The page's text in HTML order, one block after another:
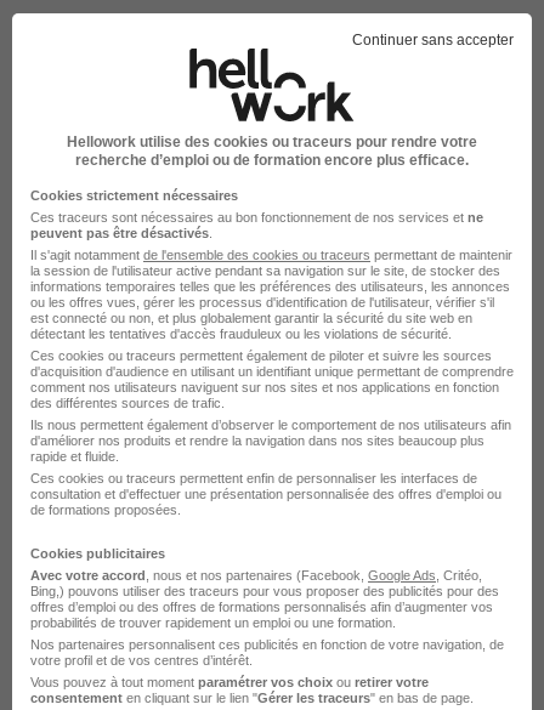
Le Recrutement chez Schneider
Electric dans le domaine Ressources
Humaines
Schneider Electric Gestionnaire RH
Postuler chez Schneider Electric par
Métier
Ingénieur Schneider Electric
Technicien d'interventions HTA Schneider Electric
Conducteur de ligne automatisée Schneider Electric
Opérateur chimie Schneider Electric
Project manager Schneider Electric
Technicien d'essais Schneider Electric
Voir plus
Voir toutes les offres par métier chez Schneider Electric
Continuer sans accepter
Hellowork utilise des cookies ou traceurs pour rendre votre
recherche d’emploi ou de formation encore plus efficace.
Cookies strictement nécessaires
Ces traceurs sont nécessaires au bon fonctionnement de nos services et ne
peuvent pas être désactivés
Il s'agit notamment de l'ensemble des cookies ou traceurs permettant de maintenir
la session de l'utilisateur active pendant sa navigation sur le site, de stocker des
informations temporaires telles que les préférences des utilisateurs, les annonces
ou les offres vues, gérer les processus d'identification de l'utilisateur, vérifier s'il
est connecté ou non, et plus globalement garantir la sécurité du site web en
détectant les tentatives d'accès frauduleux ou les violations de sécurité.
Ces cookies ou traceurs permettent également de piloter et suivre les sources
d'acquisition d'audience en utilisant un identifiant unique permettant de comprendre
comment nos utilisateurs naviguent sur nos sites et nos applications en fonction
des différentes sources de trafic.
Ils nous permettent également d’observer le comportement de nos utilisateurs afin
d'améliorer nos produits et rendre la navigation dans nos sites beaucoup plus
rapide et fluide.
Ces cookies ou traceurs permettent enfin de personnaliser les interfaces de
consultation et d'effectuer une présentation personnalisée des offres d'emploi ou
de formations proposées.
Cookies publicitaires
Avec votre accord , nous et nos partenaires (Facebook, Google Ads , Critéo,
Bing,) pouvons utiliser des traceurs pour vous proposer des publicités pour des
offres d’emploi ou des offres de formations personnalisés afin d’augmenter vos
probabilités de trouver rapidement un emploi ou une formation.
Nos partenaires personnalisent ces publicités en fonction de votre navigation, de
votre profil et de vos centres d’intérêt.
Vous pouvez à tout moment paramétrer vos choix ou retirer votre
consentement en cliquant sur le lien "Gérer les traceurs" en bas de page.